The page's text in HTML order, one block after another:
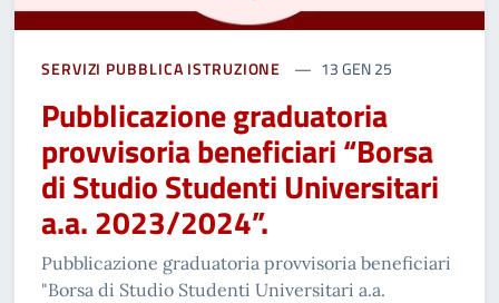
SERVIZI PUBBLICA ISTRUZIONE 13 GEN 25
Pubblicazione graduatoria
provvisoria beneficiari “Borsa
di Studio Studenti Universitari
a.a. 2023/2024”.
Pubblicazione graduatoria provvisoria beneficiari
"Borsa di Studio Studenti Universitari a.a.